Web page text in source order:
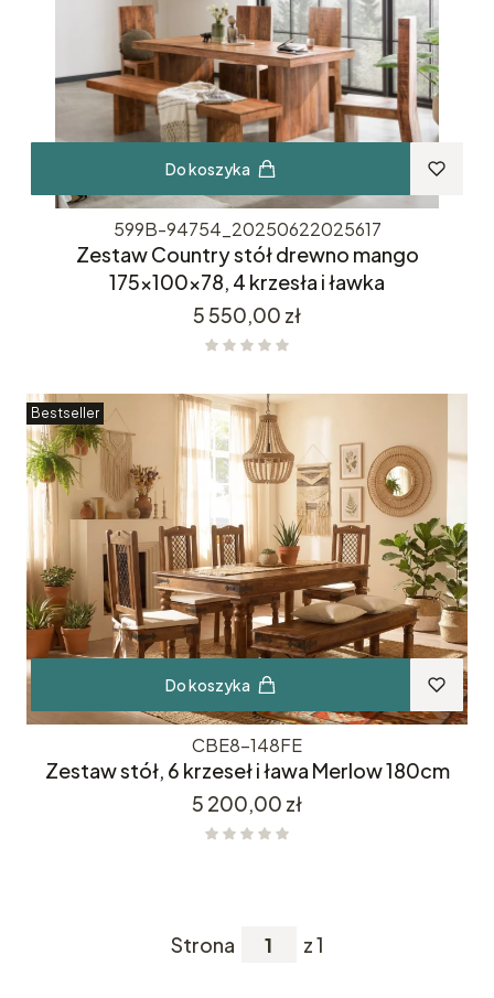
Do koszyka
599B-94754_20250622025617
Zestaw Country stół drewno mango
175x100x78, 4 krzesła i ławka
Cena
5 550,00 zł
Bestseller
Do koszyka
CBE8-148FE
Zestaw stół, 6 krzeseł i ława Merlow 180cm
Cena
5 200,00 zł
Strona z 1